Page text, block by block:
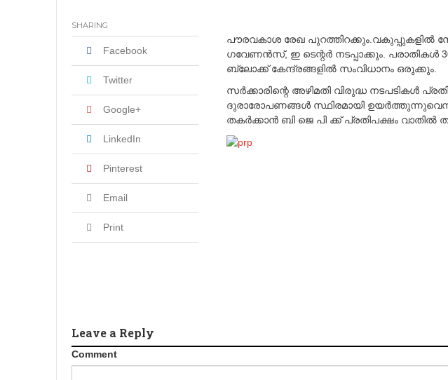
,
2
0
1
പൗരവകാശ രേഖ പുറത്തിറക്കും.വകുപ്പുകളില്‍
ഗവേണന്‍സ്, ഇ ടെന്റര്‍ നടപ്പാക്കും. പരാതികള്‍
ബ്ലോക്ക് കേന്ദ്രങ്ങളില്‍ സംവിധാനം ഒരുക്കും.
സര്‍ക്കാരിന്റെ അഴിമതി വിരുദ്ധ നടപടികള്‍
ദുരാരോപണങ്ങള്‍ സ്ഥിരമായി
തകര്‍ക്കാന്‍ ബി ജെ പി ക്ക് പ്രതിപക്ഷം
SHARING
Facebook
Twitter
Google+
LinkedIn
Pinterest
Email
Print
Leave a Reply
Comment